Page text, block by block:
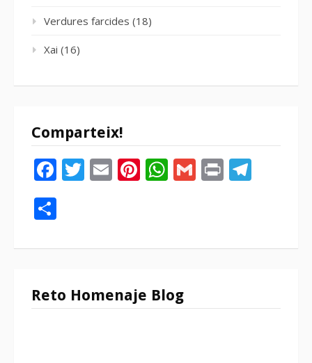
Verdures farcides (18)
Xai (16)
Comparteix!
Facebook
Twitter
EmailPinterest
WhatsApp
Gmail
Print
Reto Homenaje Blog